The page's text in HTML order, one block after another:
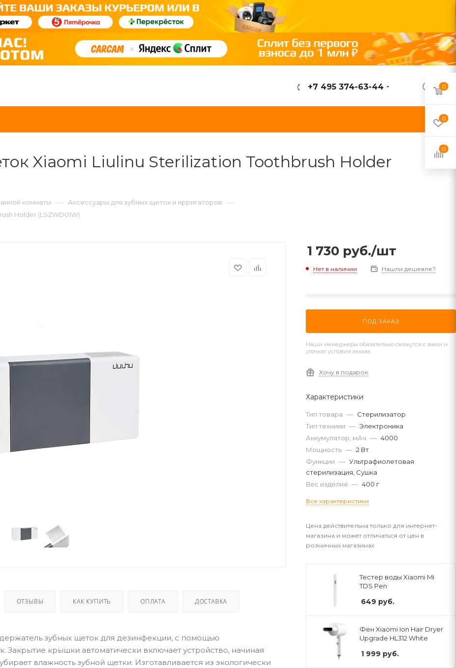
ВОЙТИ
+7 495 374-63-44
Xiaomi Liulinu Sterilization Toothbrush Holder
комнаты — Аксессуары для зубных щеток и ирригаторов —
Holder (LSZWD01W)
ОТЗЫВЫ КАК КУПИТЬ ОПЛАТА ДОСТАВКА
зубных щеток для дезинфекции, с помощью
Закрытие крышки автоматически включает устройство, начиная
влажность зубной щетки. Изготавливается из экологически
1 730 руб./шт
Нет в наличии Нашли дешевле?
ПОД ЗАКАЗ
Наши менеджеры обязательно свяжутся с вами и
уточнят условия заказа
Хочу в подарок
Характеристики
Тип товара — Стерилизатор
Тип техники — Электроника
Аккумулятор, мАч — 4000
Мощность — 2 Вт
Функции — Ультрафиолетовая
стерилизация, Сушка
Вес изделия — 400 г
Все характеристики
Цена действительна только для интернет-
магазина и может отличаться от цен в
розничных магазинах
Тестер воды Xiaomi Mi
TDS Pen
649 руб.
Фен Xiaomi Ion Hair Dryer
Upgrade HL312 White
1 999 руб.
0
0
0